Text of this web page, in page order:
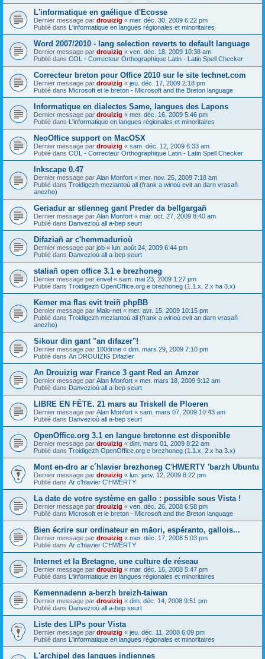
L'informatique en gaélique d'Ecosse
Dernier message par drouizig « mer. déc. 30, 2009 6:22 pm
Publié dans L'informatique en langues régionales et minoritaires
Word 2007/2010 - lang selection reverts to default language
Dernier message par drouizig « ven. déc. 18, 2009 10:38 am
Publié dans COL - Correcteur Orthographique Latin - Latin Spell Checker
Correcteur breton pour Office 2010 sur le site technet.com
Dernier message par drouizig « jeu. déc. 17, 2009 2:18 pm
Publié dans Microsoft et le breton - Microsoft and the Breton language
Informatique en dialectes Same, langues des Lapons
Dernier message par drouizig « mer. déc. 16, 2009 5:46 pm
Publié dans L'informatique en langues régionales et minoritaires
NeoOffice support on MacOSX
Dernier message par drouizig « sam. déc. 12, 2009 6:33 am
Publié dans COL - Correcteur Orthographique Latin - Latin Spell Checker
Inkscape 0.47
Dernier message par Alan Monfort « mer. nov. 25, 2009 7:18 am
Publié dans Troidigezh meziantoù all (frank a wirioù evit an darn vrasañ
anezho)
Geriadur ar stlenneg gant Preder da bellgargañ
Dernier message par Alan Monfort « mar. oct. 27, 2009 8:40 am
Publié dans Danvezioù all a-bep seurt
Difaziañ ar c'hemmadurioù
Dernier message par job « lun. août 24, 2009 6:44 pm
Publié dans Danvezioù all a-bep seurt
staliañ open office 3.1 e brezhoneg
Dernier message par envel « sam. mai 23, 2009 1:27 pm
Publié dans Troidigezh OpenOffice.org e brezhoneg (1.1.x, 2.x ha 3.x)
Kemer ma flas evit treiñ phpBB
Dernier message par Malo-net « mer. avr. 15, 2009 10:15 pm
Publié dans Troidigezh meziantoù all (frank a wirioù evit an darn vrasañ
anezho)
Sikour din gant "an difazer"!
Dernier message par 100drine « dim. mars 29, 2009 7:10 pm
Publié dans An DROUIZIG Difazier
An Drouizig war France 3 gant Red an Amzer
Dernier message par Alan Monfort « mer. mars 18, 2009 9:12 am
Publié dans Danvezioù all a-bep seurt
LIBRE EN FÊTE. 21 mars au Triskell de Ploeren
Dernier message par Alan Monfort « sam. mars 07, 2009 10:43 am
Publié dans Danvezioù all a-bep seurt
OpenOffice.org 3.1 en langue bretonne est disponible
Dernier message par drouizig « dim. mars 01, 2009 8:22 am
Publié dans Troidigezh OpenOffice.org e brezhoneg (1.1.x, 2.x ha 3.x)
Mont en-dro ar c´hlavier brezhoneg C'HWERTY 'barzh Ubuntu
Dernier message par drouizig « lun. janv. 12, 2009 8:22 pm
Publié dans Ar c'hlavier C'HWERTY
La date de votre système en gallo : possible sous Vista !
Dernier message par drouizig « ven. déc. 26, 2008 6:58 pm
Publié dans Microsoft et le breton - Microsoft and the Breton language
Bien écrire sur ordinateur en māori, espéranto, gallois...
Dernier message par drouizig « mer. déc. 17, 2008 5:03 pm
Publié dans Ar c'hlavier C'HWERTY
Internet et la Bretagne, une culture de réseau
Dernier message par drouizig « mar. déc. 16, 2008 5:47 pm
Publié dans L'informatique en langues régionales et minoritaires
Kemennadenn a-berzh breizh-taiwan
Dernier message par drouizig « dim. déc. 14, 2008 9:51 pm
Publié dans Danvezioù all a-bep seurt
Liste des LIPs pour Vista
Dernier message par drouizig « jeu. déc. 11, 2008 6:09 pm
Publié dans L'informatique en langues régionales et minoritaires
L'archipel des langues indiennes